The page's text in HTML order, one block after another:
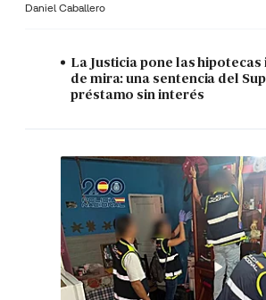
Daniel Caballero
La Justicia pone las
de mira: una sentencia del
préstamo sin interés